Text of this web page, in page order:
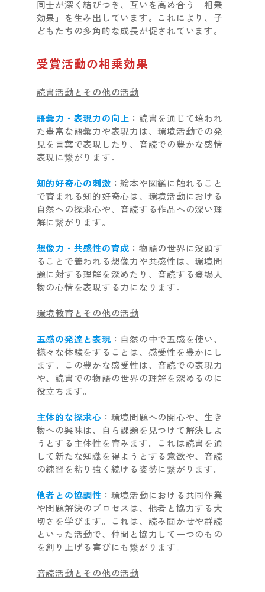
同士が深く結びつき、互いを高め合う「相乗
効果」を生み出しています。これにより、子
どもたちの多角的な成長が促されています。
受賞活動の相乗効果
読書活動とその他の活動
語彙力・表現力の向上 ：読書を通じて培われ
た豊富な語彙力や表現力は、環境活動での発
見を言葉で表現したり、音読での豊かな感情
表現に繋がります。
知的好奇心の刺激 ：絵本や図鑑に触れること
で育まれる知的好奇心は、環境活動における
自然への探求心や、音読する作品への深い理
解に繋がります。
想像力・共感性の育成 ：物語の世界に没頭す
ることで養われる想像力や共感性は、環境問
題に対する理解を深めたり、音読する登場人
物の心情を表現する力になります。
環境教育とその他の活動
五感の発達と表現 ：自然の中で五感を使い、
様々な体験をすることは、感受性を豊かにし
ます。この豊かな感受性は、音読での表現力
や、読書での物語の世界の理解を深めるのに
役立ちます。
主体的な探求心 ：環境問題への関心や、生き
物への興味は、自ら課題を見つけて解決しよ
うとする主体性を育みます。これは読書を通
して新たな知識を得ようとする意欲や、音読
の練習を粘り強く続ける姿勢に繋がります。
他者との協調性 ：環境活動における共同作業
や問題解決のプロセスは、他者と協力する大
切さを学びます。これは、読み聞かせや群読
といった活動で、仲間と協力して一つのもの
を創り上げる喜びにも繋がります。
音読活動とその他の活動